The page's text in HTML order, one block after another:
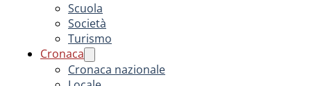
Scuola
Società
Turismo
Cronaca
Cronaca nazionale